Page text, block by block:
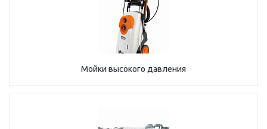
Мойки высокого давления